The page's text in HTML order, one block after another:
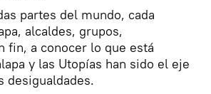
partes del mundo, cada
alcaldes, grupos,
fin, a conocer lo que está
y las Utopías han sido el eje
desigualdades.